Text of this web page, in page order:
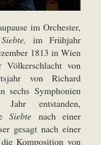
im Orchester,
Siebte, im Frühjahr
1813 in Wien
Völkerschlacht von
von Richard
sechs Symphonien
entstanden,
Siebte nach einer
gesagt nach einer
Komposition von